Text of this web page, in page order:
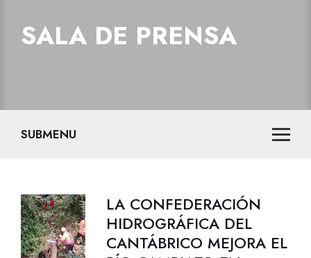
SALA DE PRENSA
SUBMENU
LA CONFEDERACIÓN
HIDROGRÁFICA DEL
CANTÁBRICO MEJORA EL